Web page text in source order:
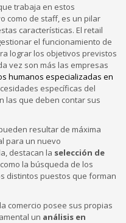
trabaja en estos
como de staff, es un pilar
características. El retail
el funcionamiento de
lograr los objetivos previstos
vez son más las empresas
humanos especializadas en
específicas del
las que deben contar sus
resultar de máxima
para un nuevo
destacan la selección de
la búsqueda de los
distintos puestos que forman
comercio posee sus propias
un análisis en